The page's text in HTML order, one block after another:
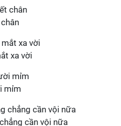
xa vời
mỉm
cần vội nữa